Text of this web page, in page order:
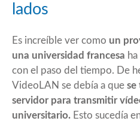
lados
Es increíble ver como un
una universidad francesa
con el paso del tiempo. De
VideoLAN se debía a que se
servidor para transmitir
universitario. Esto sucedía